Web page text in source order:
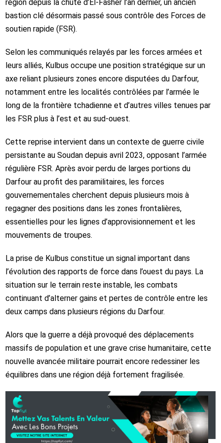
région depuis la chute d’El-Fasher l’an dernier, un ancien
bastion clé désormais passé sous contrôle des Forces de
soutien rapide (FSR).
Selon les communiqués relayés par les forces armées et
leurs alliés, Kulbus occupe une position stratégique sur un
axe reliant plusieurs zones encore disputées du Darfour,
notamment entre les localités contrôlées par l’armée le
long de la frontière tchadienne et d’autres villes tenues par
les FSR plus à l’est et au sud-ouest.
Cette reprise intervient dans un contexte de guerre civile
persistante au Soudan depuis avril 2023, opposant l’armée
régulière FSR. Après avoir perdu de larges portions du
Darfour au profit des paramilitaires, les forces
gouvernementales cherchent depuis plusieurs mois à
regagner des positions dans les zones frontalières,
essentielles pour les lignes d’approvisionnement et les
mouvements de troupes.
La prise de Kulbus constitue un signal important dans
l’évolution des rapports de force dans l’ouest du pays. La
situation sur le terrain reste instable, les combats
continuant d’alterner gains et pertes de contrôle entre les
deux camps dans plusieurs régions du Darfour.
Alors que la guerre a déjà provoqué des déplacements
massifs de population et une grave crise humanitaire, cette
nouvelle avancée militaire pourrait encore redessiner les
équilibres dans une région déjà fortement fragilisée.